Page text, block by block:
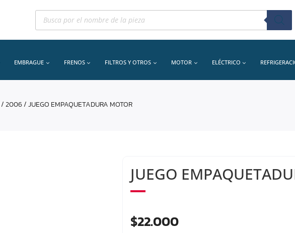
Búsqueda
productos
EMBRAGUE FRENOS FILTROS Y OTROS MOTOR ELÉCTRICO
/2006/ JUEGO EMPAQUETADURA MOTOR
JUEGO
$22.000